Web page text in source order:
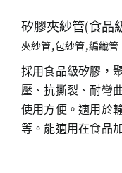
矽膠夾紗管(食品
夾紗管,包紗管,編織管
採用食品級矽膠，
壓、抗撕裂、耐彎
使用方便。適用於
等。能適用在食品